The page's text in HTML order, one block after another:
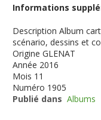
Informations
Description Album
scénario, dessins et
Origine GLENAT
Année 2016
Mois 11
Numéro 1905
Publié dans Albums